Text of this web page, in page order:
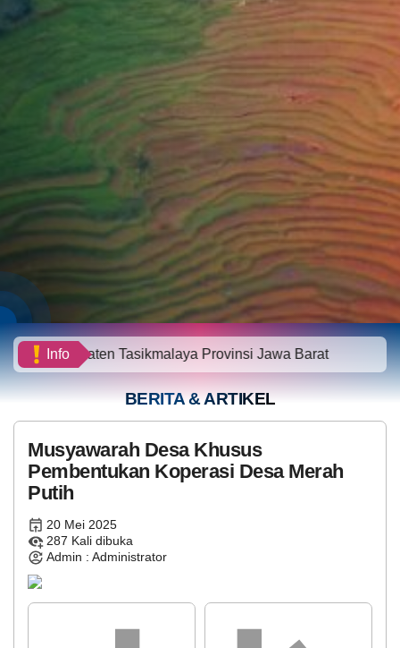
Info
Tasikmalaya Provinsi Jawa Barat
BERITA & ARTIKEL
Musyawarah Desa Khusus
Pembentukan Koperasi Desa Merah
Putih
20 Mei 2025
287 Kali dibuka
Admin : Administrator